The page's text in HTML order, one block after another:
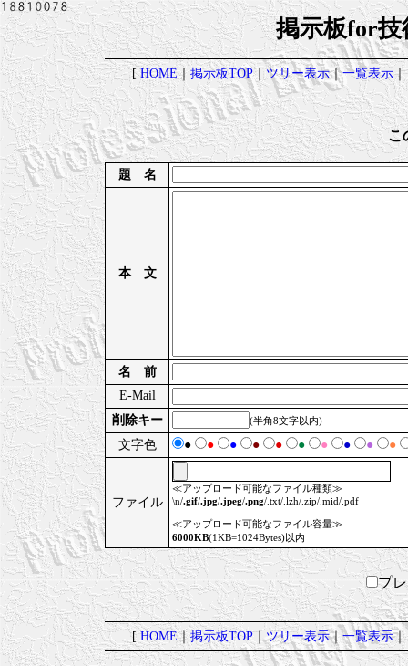
掲示板for技
[HOME｜掲示板TOP｜ツリー表示｜一覧表示｜
こ
題 名
本 文
名 前
E-Mail
削除キー
(半角8文字以内)
文字色 ● ● ● ● ● ● ● ● ● ●
ファイル
≪アップロード可能なファイル種類≫
\n/.gif/.jpg/.jpeg/.png/.txt/.lzh/.zip/.mid/.pdf
≪アップロード可能なファイル容量≫
6000KB(1KB=1024Bytes)以内
プ
[HOME｜掲示板TOP｜ ツリー表示｜一覧表示｜